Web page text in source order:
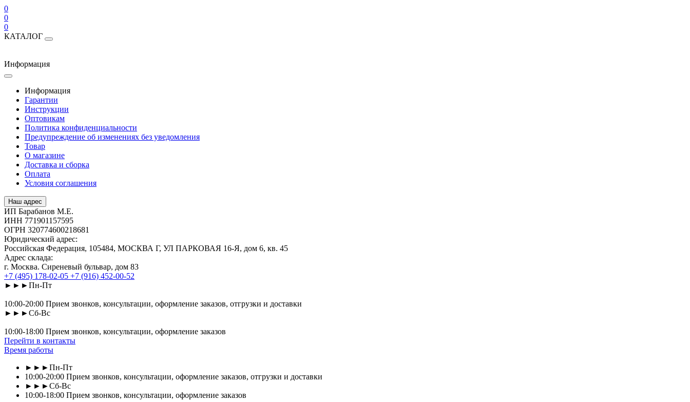
0
0
0
КАТАЛОГ
Информация
Информация
Гарантии
Инструкции
Оптовикам
Политика конфиденциальности
Предупреждение об изменениях без уведомления
Товар
О магазине
Доставка и сборка
Оплата
Условия соглашения
Наш адрес
ИП Барабанов М.Е.
ИНН 771901157595
ОГРН 320774600218681
Юридический адрес:
Российская Федерация, 105484, МОСКВА Г, УЛ ПАРКОВАЯ 16-Я, дом 6, кв. 45
Адрес склада:
г. Москва. Сиреневый бульвар, дом 83
+7 (495) 178-02-05 +7 (916) 452-00-52
►►►Пн-Пт
10:00-20:00 Прием звонков, консультации, оформление заказов, отгрузки и доставки
►►►Сб-Вс
10:00-18:00 Прием звонков, консультации, оформление заказов
Перейти в контакты
Время работы
►►►Пн-Пт
10:00-20:00 Прием звонков, консультации, оформление заказов, отгрузки и доставки
►►►Сб-Вс
10:00-18:00 Прием звонков, консультации, оформление заказов